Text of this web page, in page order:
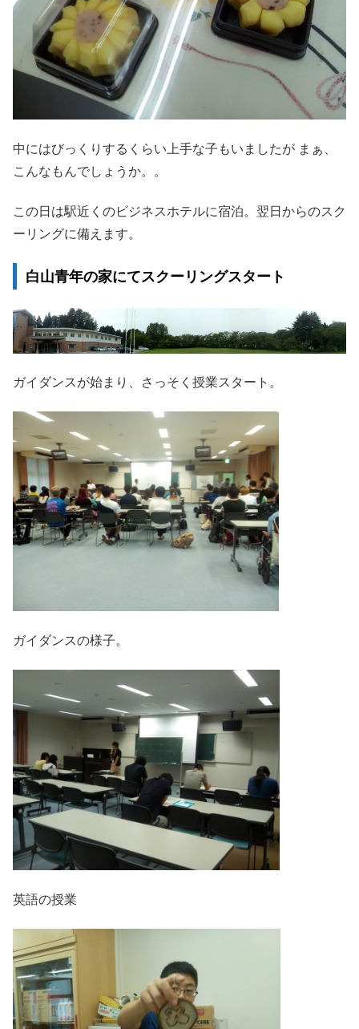
中にはびっくりするくらい上手な子もいましたが まぁ、
こんなもんでしょうか。。
この日は駅近くのビジネスホテルに宿泊。翌日からのスク
ーリングに備えます。
白山青年の家にてスクーリングスタート
ガイダンスが始まり、さっそく授業スタート。
ガイダンスの様子。
英語の授業